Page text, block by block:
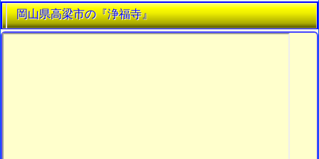
岡山県高梁市の『浄福寺』